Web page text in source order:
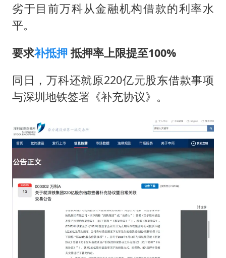
劣于目前万科从金融机构借款的利率水
平。
要求补抵押抵押率上限提至100%
同日，万科还就原220亿元股东借款事项
与深圳地铁签署《补充协议》。